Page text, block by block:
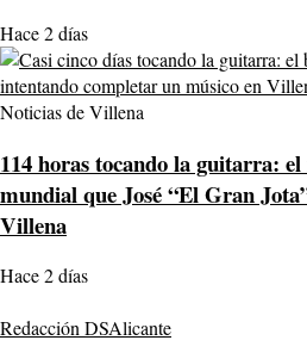
Hace 2 días
Noticias de Villena
114 horas tocando la guitarra:
mundial que José “El Gran
Villena
Hace 2 días
Redacción DSAlicante